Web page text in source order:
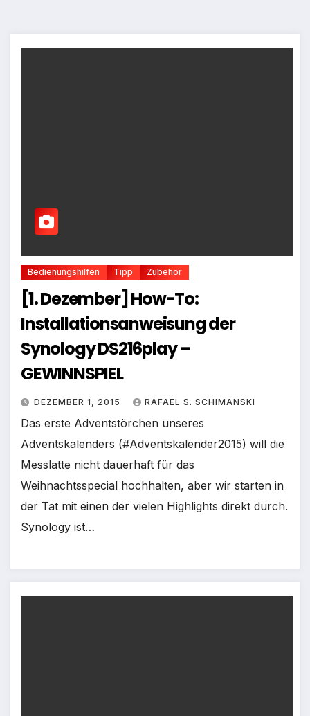
Bedienungshilfen Tipp Zubehör
[1. Dezember] How-To:
Installationsanweisung der
Synology DS216play –
GEWINNSPIEL
DEZEMBER 1, 2015 RAFAEL S. SCHIMANSKI
Das erste Adventstörchen unseres
Adventskalenders (#Adventskalender2015) will die
Messlatte nicht dauerhaft für das
Weihnachtsspecial hochhalten, aber wir starten in
der Tat mit einen der vielen Highlights direkt durch.
Synology ist…